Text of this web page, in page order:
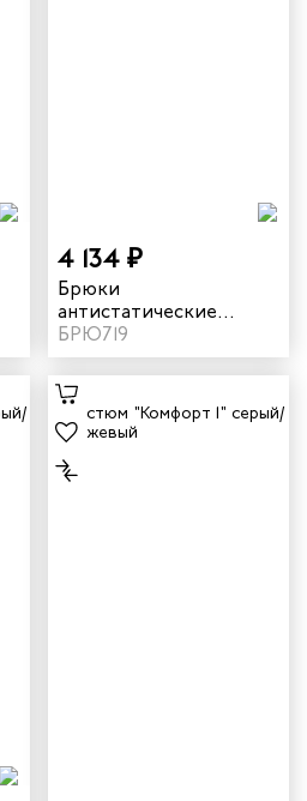
4 134 ₽
Брюки
антистатические
летние "Фест" цвет
серый
БРЮ719